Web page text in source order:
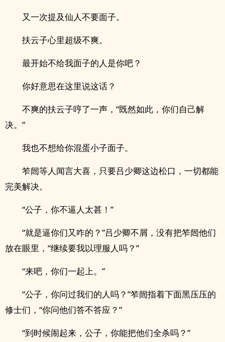
又一次提及仙人不要面子。
扶云子心里超级不爽。
最开始不给我面子的人是你吧？
你好意思在这里说这话？
不爽的扶云子哼了一声，“既然如此，你们自己解
决。”
我也不想给你混蛋小子面子。
笮闿等人闻言大喜，只要吕少卿这边松口，一切都能
完美解决。
“公子，你不逼人太甚！”
“就是逼你们又咋的？”吕少卿不屑，没有把笮闿他们
放在眼里，“继续要我以理服人吗？”
“来吧，你们一起上。”
“公子，你问过我们的人吗？”笮闿指着下面黑压压的
修士们，“你问他们答不答应？”
“到时候闹起来，公子，你能把他们全杀吗？”